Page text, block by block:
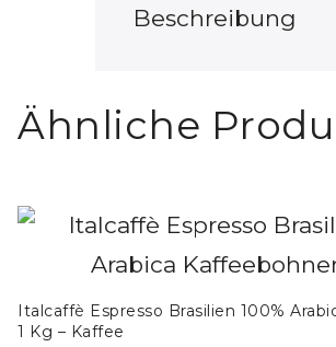
Beschreibung
Ähnliche
Italcaffè Espresso Brasilien 100%
1 Kg – Kaffee